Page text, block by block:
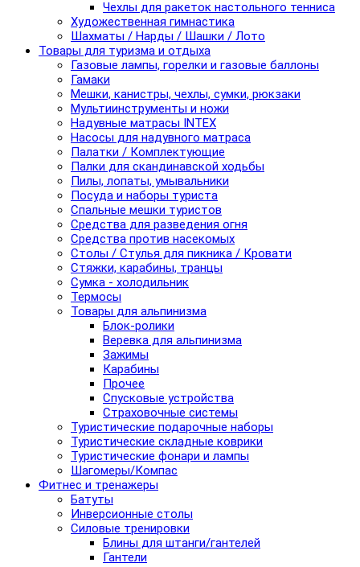
Чехлы для ракеток настольного тенниса
Художественная гимнастика
Шахматы / Нарды / Шашки / Лото
Товары для туризма и отдыха
Газовые лампы, горелки и газовые баллоны
Гамаки
Мешки, канистры, чехлы, сумки, рюкзаки
Мультиинструменты и ножи
Надувные матрасы INTEX
Насосы для надувного матраса
Палатки / Комплектующие
Палки для скандинавской ходьбы
Пилы, лопаты, умывальники
Посуда и наборы туриста
Спальные мешки туристов
Средства для разведения огня
Средства против насекомых
Столы / Стулья для пикника / Кровати
Стяжки, карабины, транцы
Сумка - холодильник
Термосы
Товары для альпинизма
Блок-ролики
Веревка для альпинизма
Зажимы
Карабины
Прочее
Спусковые устройства
Страховочные системы
Туристические подарочные наборы
Туристические складные коврики
Туристические фонари и лампы
Шагомеры/Компас
Фитнес и тренажеры
Батуты
Инверсионные столы
Силовые тренировки
Блины для штанги/гантелей
Гантели